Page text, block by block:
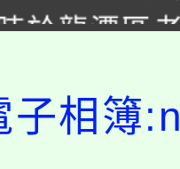
)
! 於龍潭區
，桃園電
運動會8/
子相簿